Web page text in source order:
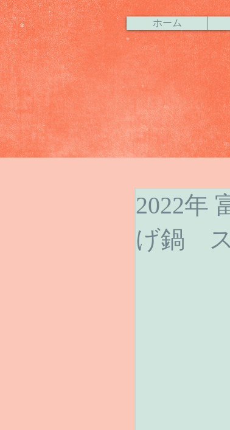
ホーム
2022年
げ鍋 ス